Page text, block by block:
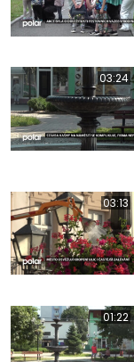
03:24
03:13
01:22